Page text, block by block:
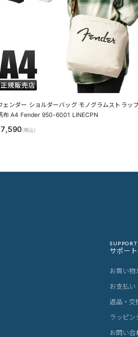
ェンダー ショルダーバッグ モノグラムストラッ
布 A4 Fender 950-6001 LINECPN
7,590(税込)
SUPPORT
サポート
お買い物
お支払い
返品・交
ラッピン
お問い合